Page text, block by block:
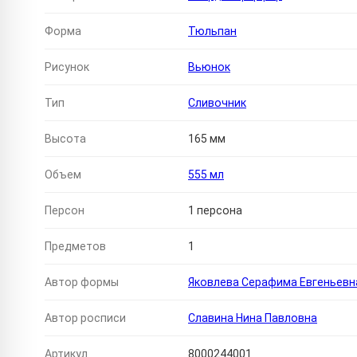
Форма Тюльпан
Рисунок Вьюнок
Тип Сливочник
Высота 165 мм
Объем 555 мл
Персон 1 персона
Предметов 1
Автор формы Яковлева Серафима
Автор росписи Славина Нина Павловна
Артикул 8000244001